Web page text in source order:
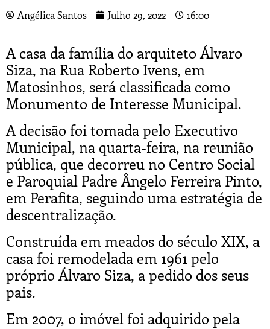
Angélica Santos Julho 29, 2022 16:00
A casa da família do arquiteto Álvaro
Siza, na Rua Roberto Ivens, em
Matosinhos, será classificada como
Monumento de Interesse Municipal.
A decisão foi tomada pelo Executivo
Municipal, na quarta-feira, na reunião
pública, que decorreu no Centro Social
e Paroquial Padre Ângelo Ferreira Pinto,
em Perafita, seguindo uma estratégia de
descentralização.
Construída em meados do século XIX, a
casa foi remodelada em 1961 pelo
próprio Álvaro Siza, a pedido dos seus
pais.
Em 2007, o imóvel foi adquirido pela